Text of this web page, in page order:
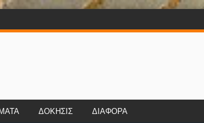
ΔΟΚΗΣΙΣ ΔΙΑΦΟΡΑ